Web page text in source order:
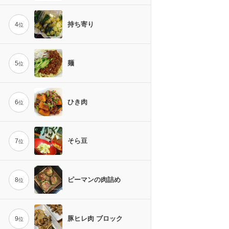
4位 持ち寄り
5位 麺
6位 ひき肉
7位 そら豆
8位 ピーマンの肉詰め
9位 豚ヒレ肉 ブロック